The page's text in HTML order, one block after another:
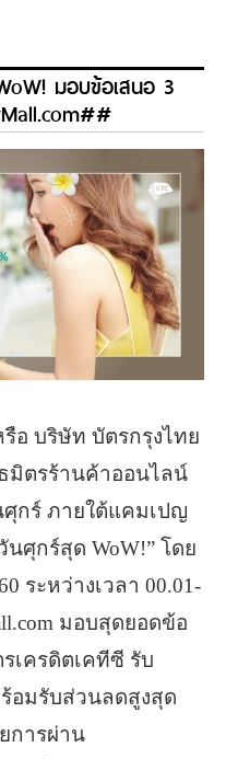
มอบข้อเสนอ 3
รือ บริษัท บัตรกรุงไทย
มิตรร้านค้าออนไลน์
กร์ ภายใต้แคมเปญ
นศุกร์สุด WoW!” โดย
ระหว่างเวลา 00.01-
มอบสุดยอดข้อ
เครดิตเคทีซี รับ
อมรับส่วนลดสูงสุด
การผ่าน